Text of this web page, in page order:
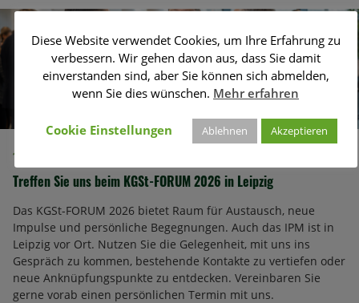
16. - 18. SEP 2026
Treffen Sie uns beim KGSt-FORUM 2026 in Leipzig
Das KGSt-FORUM 2026 bietet Raum für Austausch, neue
Impulse und persönliche Begegnungen. Auch das IPM ist in
Leipzig vor Ort. Nutzen Sie die Gelegenheit, mit uns ins
Gespräch zu kommen, bestehende Kontakte zu vertiefen oder
neue Anknüpfungspunkte zu entdecken. Vereinbaren Sie
gerne vorab einen persönlichen Termin mit uns.
Diese Website verwendet Cookies, um Ihre Erfahrung zu
verbessern. Wir gehen davon aus, dass Sie damit
einverstanden sind, aber Sie können sich abmelden,
wenn Sie dies wünschen. Mehr erfahren
Cookie Einstellungen Ablehnen Akzeptieren